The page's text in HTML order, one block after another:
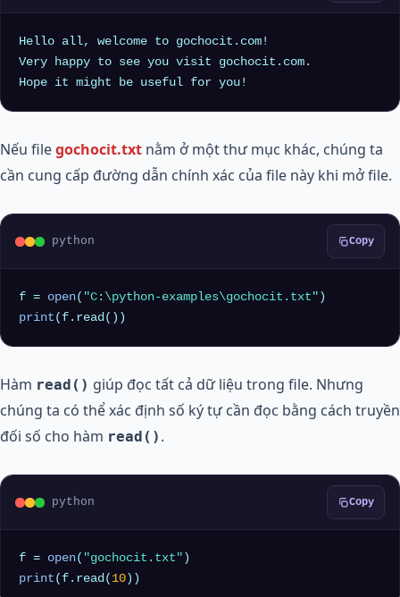
Hello all, welcome to gochocit.com!
Very happy to see you visit gochocit.com.
Nếu filegochocit.txt nằm ở một thư mục khác, chúng ta
cần cung cấp đường dẫn chính xác của file này khi mở file.
python Copy
f = open( "C:\python-examples\gochocit.txt"
print
Hàm read() giúp đọc tất cả dữ liệu trong file. Nhưng
chúng ta có thể xác định số ký tự cần đọc bằng cách truyền
đối số cho hàm read() .
python Copy
f = open( "gochocit.txt"
print (f.read( 10